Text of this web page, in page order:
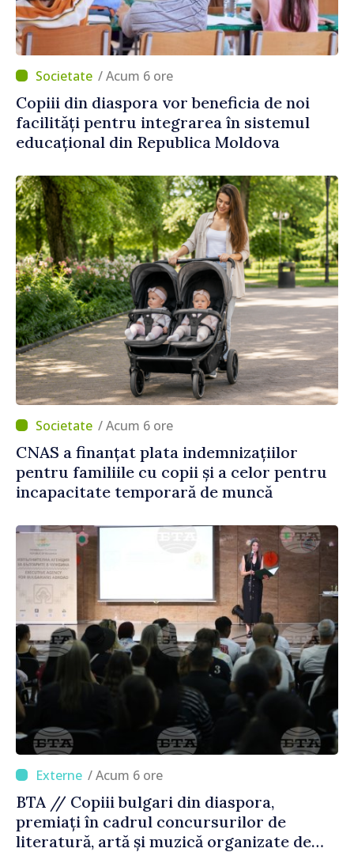
/ Acum 6 ore
Copiii din diaspora vor beneficia de noi
facilități pentru integrarea în sistemul
educațional din Republica Moldova
/ Acum 6 ore
CNAS a finanțat plata indemnizațiilor
pentru familiile cu copii și a celor pentru
incapacitate temporară de muncă
/ Acum 6 ore
BTA // Copiii bulgari din diaspora,
premiați în cadrul concursurilor de
literatură, artă și muzică organizate de